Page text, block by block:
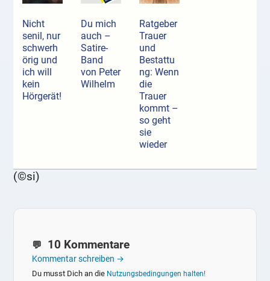
Nicht
senil, nur
schwerh
örig und
ich will
kein
Hörgerät!
Du mich
auch –
Satire-
Band
von Peter
Wilhelm
Ratgeber
Trauer
und
Bestattu
ng: Wenn
die
Trauer
kommt –
so geht
sie
wieder
(©si)
10 Kommentare
Kommentar schreiben →
Du musst Dich an die Nutzungsbedingungen halten!